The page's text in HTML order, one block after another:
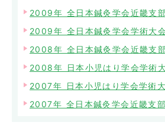
2009年 全日本鍼灸学会近畿支
2009年 全日本鍼灸学会学術大会
2008年 全日本鍼灸学会近畿支
2008年 日本小児はり学会学術
2007年 日本小児はり学会学術
2007年 全日本鍼灸学会近畿支